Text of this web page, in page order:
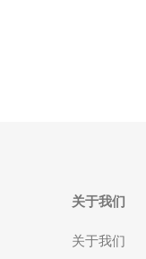
关于我们
关于我们